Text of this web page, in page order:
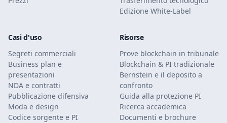
Edizione White-Label
Casi d'uso
Segreti commerciali
Business plan e
presentazioni
NDA e contratti
Pubblicazione difensiva
Moda e design
Codice sorgente e PI
Risorse
Prove blockchain in tribunale
Blockchain & PI tradizionale
Bernstein e il deposito a
confronto
Guida alla protezione PI
Ricerca accademica
Documenti e brochure